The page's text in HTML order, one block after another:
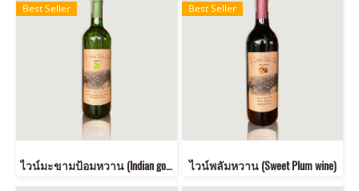
Best Seller
ไวน์มะขามป้อมหวาน (Indian goosberry sweet wine)
Best Seller
ไวน์พลัมหวาน (Sweet Plum wine)